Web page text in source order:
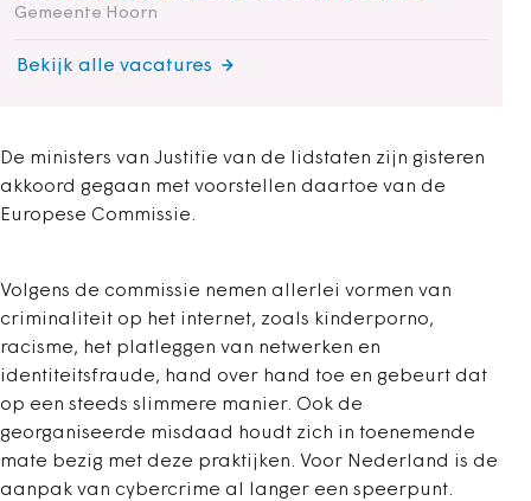
Gemeente Hoorn
Bekijk alle vacatures
De ministers van Justitie van de lidstaten zijn gisteren
akkoord gegaan met voorstellen daartoe van de
Europese Commissie.
Volgens de commissie nemen allerlei vormen van
criminaliteit op het internet, zoals kinderporno,
racisme, het platleggen van netwerken en
identiteitsfraude, hand over hand toe en gebeurt dat
op een steeds slimmere manier. Ook de
georganiseerde misdaad houdt zich in toenemende
mate bezig met deze praktijken. Voor Nederland is de
aanpak van cybercrime al langer een speerpunt.